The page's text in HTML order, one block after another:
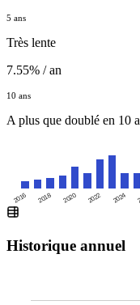
5 ans
Très lente
7.55% / an
10 ans
A plus que doublé en 10
2016 2018 2020 2022 2024
Historique annuel